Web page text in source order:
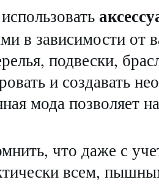
в зависимости от
подвески,
и создавать
мода позволяет
что даже с
всем,